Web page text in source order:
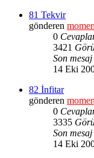
81 Tekvir
gönderen
0
3421
Son mesaj
14 Eki
82 İnfitar
gönderen
0
3335
Son mesaj
14 Eki